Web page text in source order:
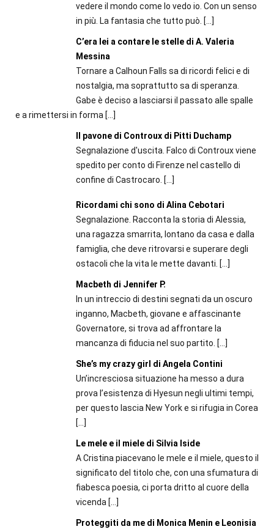
vedere il mondo come lo vedo io. Con un senso
in più. La fantasia che tutto può. […]
C’era lei a contare le stelle di A. Valeria
Messina
Tornare a Calhoun Falls sa di ricordi felici e di
nostalgia, ma soprattutto sa di speranza.
Gabe è deciso a lasciarsi il passato alle spalle
e a rimettersi in forma […]
Il pavone di Controux di Pitti Duchamp
Segnalazione d'uscita. Falco di Controux viene
spedito per conto di Firenze nel castello di
confine di Castrocaro. […]
Ricordami chi sono di Alina Cebotari
Segnalazione. Racconta la storia di Alessia,
una ragazza smarrita, lontano da casa e dalla
famiglia, che deve ritrovarsi e superare degli
ostacoli che la vita le mette davanti. […]
Macbeth di Jennifer P.
In un intreccio di destini segnati da un oscuro
inganno, Macbeth, giovane e affascinante
Governatore, si trova ad affrontare la
mancanza di fiducia nel suo partito. […]
She’s my crazy girl di Angela Contini
Un’incresciosa situazione ha messo a dura
prova l’esistenza di Hyesun negli ultimi tempi,
per questo lascia New York e si rifugia in Corea
[…]
Le mele e il miele di Silvia Iside
A Cristina piacevano le mele e il miele, questo il
significato del titolo che, con una sfumatura di
fiabesca poesia, ci porta dritto al cuore della
vicenda […]
Proteggiti da me di Monica Menin e Leonisia